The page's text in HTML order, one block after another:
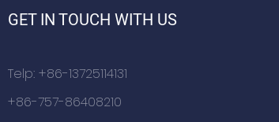
GET IN TOUCH WITH US
Telp: +86-13725114131
+86-757-86408210